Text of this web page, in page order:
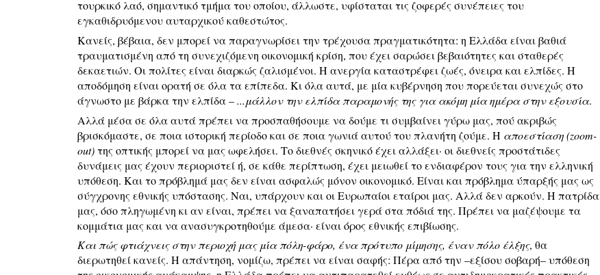
τουρκικό λαό, σημαντικό τμήμα του οποίου, άλλωστε, υφίσταται τις ζοφερές συνέπειες του
εγκαθιδρυόμενου αυταρχικού καθεστώτος.
Κανείς, βέβαια, δεν μπορεί να παραγνωρίσει την τρέχουσα πραγματικότητα: η Ελλάδα είναι βαθιά
τραυματισμένη από τη συνεχιζόμενη οικονομική κρίση, που έχει σαρώσει βεβαιότητες και σταθερές
δεκαετιών. Οι πολίτες είναι διαρκώς ζαλισμένοι. Η ανεργία καταστρέφει ζωές, όνειρα και ελπίδες. Η
αποδόμηση είναι ορατή σε όλα τα επίπεδα. Κι όλα αυτά, με μία κυβέρνηση που πορεύεται συνεχώς στο
άγνωστο με βάρκα την ελπίδα –...μάλλον την ελπίδα παραμονής της για ακόμη μία ημέρα στην εξουσία.
Αλλά μέσα σε όλα αυτά πρέπει να προσπαθήσουμε να δούμε τι συμβαίνει γύρω μας, πού ακριβώς
βρισκόμαστε, σε ποια ιστορική περίοδο και σε ποια γωνιά αυτού του πλανήτη ζούμε. Η αποεστίαση (zoom-
out)της οπτικής μπορεί να μας ωφελήσει. Το διεθνές σκηνικό έχει αλλάξει· οι διεθνείς προστάτιδες
δυνάμεις μας έχουν περιοριστεί ή, σε κάθε περίπτωση, έχει μειωθεί το ενδιαφέρον τους για την ελληνική
υπόθεση. Και το πρόβλημά μας δεν είναι ασφαλώς μόνον οικονομικό. Είναι και πρόβλημα ύπαρξής μας ως
σύγχρονης εθνικής υπόστασης. Ναι, υπάρχουν και οι Ευρωπαίοι εταίροι μας. Αλλά δεν αρκούν. Η πατρίδα
μας, όσο πληγωμένη κι αν είναι, πρέπει να ξαναπατήσει γερά στα πόδιά της. Πρέπει να μαζέψουμε τα
κομμάτια μας και να ανασυγκροτηθούμε άμεσα· είναι όρος εθνικής επιβίωσης.
Και πώς φτιάχνεις στην περιοχή μας μία πόλη-φάρο, ένα πρότυπο μίμησης, έναν πόλο έλξης, θα
διερωτηθεί κανείς. Η απάντηση, νομίζω, πρέπει να είναι σαφής: Πέρα από την –εξίσου σοβαρή– υπόθεση